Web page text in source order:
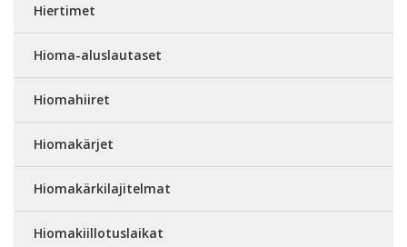
Hiertimet
Hioma-aluslautaset
Hiomahiiret
Hiomakärjet
Hiomakärkilajitelmat
Hiomakiillotuslaikat